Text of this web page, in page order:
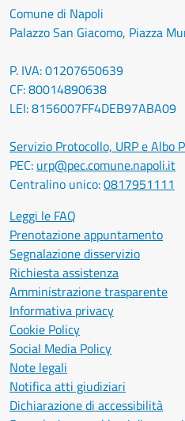
Comune di Napoli
Palazzo San Giacomo, Piazza
P. IVA: 01207650639
CF: 80014890638
LEI: 8156007FF4DEB97ABA09
Servizio Protocollo, URP e Albo
PEC: urp@pec.comune.napoli.it
Centralino unico:0817951111
Leggi le FAQ
Prenotazione appuntamento
Segnalazione disservizio
Richiesta assistenza
Amministrazione trasparente
Informativa privacy
Cookie Policy
Social Media Policy
Note legali
Notifica atti giudiziari
Dichiarazione di accessibilità